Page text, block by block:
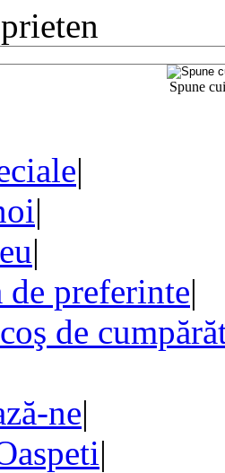
Spune
|
|
|
de preferinte|
de
ne|
|